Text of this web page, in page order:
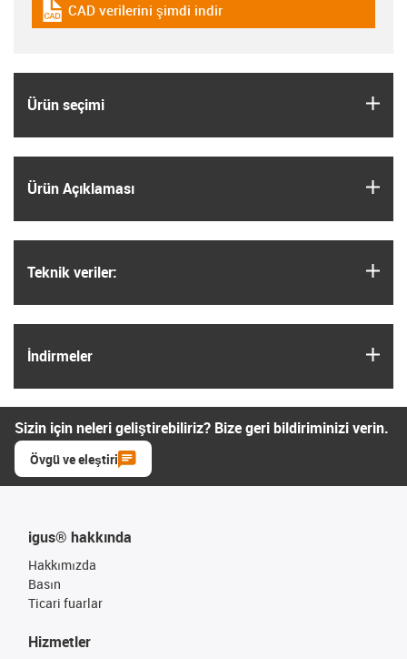
igus-icon-cad-dateien
CAD verilerini şimdi indir
Ürün seçimi
Ürün Açıklaması
Teknik veriler:
İndirmeler
Sizin için neleri geliştirebiliriz? Bize geri bildiriminizi verin.
Övgü ve eleştiri
igus® hakkında
Hakkımızda
Basın
Ticari fuarlar
Hizmetler